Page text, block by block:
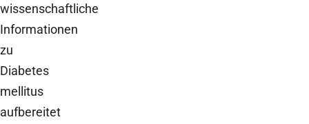
wissenschaftliche
Informationen
zu
Diabetes
mellitus
aufbereitet